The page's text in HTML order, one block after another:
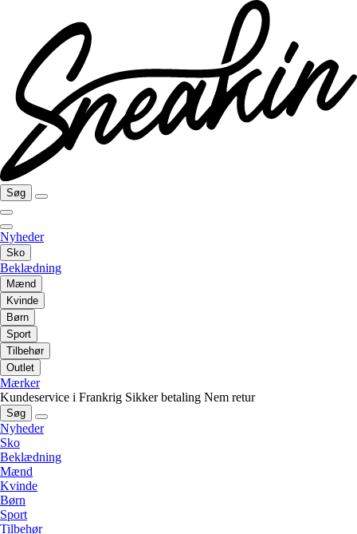
Søg
Nyheder
Sko
Beklædning
Mænd
Kvinde
Børn
Sport
Tilbehør
Outlet
Mærker
Kundeservice i Frankrig Sikker betaling Nem retur
Søg
Nyheder
Sko
Beklædning
Mænd
Kvinde
Børn
Sport
Tilbehør